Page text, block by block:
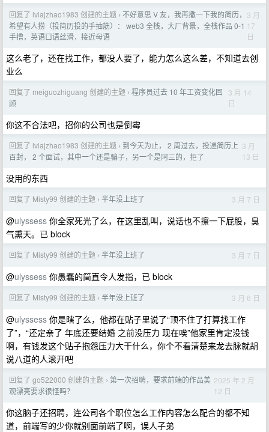
回复了 lvlajzhao1983 创建的主题 › 不好意思 V 友，我再撒一下我的简历，
希望有人捞（投简历投的手抽筋）： web3 全栈，大厂背景，全栈作品 0-1
手撸，英语口语丝滑，接近母语
3 月
17
日
这么老了，还在找工作，都没人要了，能力怎么这么差，不知道去创
业么
回复了 meiguozhiguang 创建的主题 › 程序员过去 10 年工资变化回
顾
3 月 14
日
你这不合法吧，招你的公司也是倒霉
回复了 lvlajzhao1983 创建的主题 › 到今天为止， 2 周过去，投递简历上
百封， 2 个面试，其中一个还是骗子，另一个是阿三的，拒了
3 月
13 日
没用的东西
回复了 Misty99 创建的主题 › 半年没上班了 3 月 7 日
@ulyssess 你全家死光了么，在这里乱叫，说话也不擦一下屁股，臭
气熏天。已 block
回复了 Misty99 创建的主题 › 半年没上班了 3 月 7 日
@ulyssess 你愚蠢的简直令人发指，已 block
回复了 Misty99 创建的主题 › 半年没上班了 3 月 6 日
@ulyssess 你是瞎了么，他都在贴子里说了“顶不住了打算找工作
了”，“还定亲了 年底还要结婚 之前没压力 现在唉”他家里肯定没钱
啊，有钱发这个贴子抱怨压力大干什么，你个不看清楚来龙去脉就胡
说八道的人滚开吧
回复了 go522000 创建的主题 › 第一次招聘，要求前端的作品美
观漂亮要求很怪吗？
2025 年 2 月
12 日
你这脑子还招聘，连公司各个职位怎么工作内容怎么配合的都不知
道，前端写的少你就别面前端了啊，误人子弟